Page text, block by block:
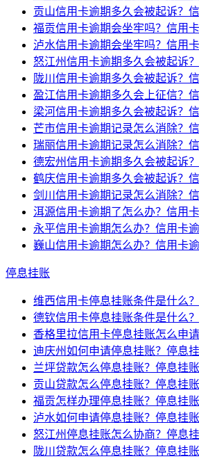
贡山信用卡逾期多久会被起诉？
福贡信用卡逾期会坐牢吗？信用
泸水信用卡逾期会坐牢吗？信用
怒江州信用卡逾期多久会被起诉
陇川信用卡逾期多久会被起诉？
盈江信用卡逾期多久会上征信？
梁河信用卡逾期多久会被起诉？
芒市信用卡逾期记录怎么消除？
瑞丽信用卡逾期记录怎么消除？
德宏州信用卡逾期多久会被起诉
鹤庆信用卡逾期多久会被起诉？
剑川信用卡逾期记录怎么消除？
洱源信用卡逾期了怎么办？信用
永平信用卡逾期怎么办？信用卡
巍山信用卡逾期怎么办？信用卡
停息挂账
维西信用卡停息挂账条件是什么
德钦信用卡停息挂账条件是什么
香格里拉信用卡停息挂账怎么申
迪庆州如何申请停息挂账？停息
兰坪贷款怎么停息挂账？停息挂
贡山贷款怎么停息挂账？停息挂
福贡怎样办理停息挂账？停息挂
泸水如何申请停息挂账？停息挂
怒江州停息挂账怎么协商？停息
陇川贷款怎么停息挂账？停息挂